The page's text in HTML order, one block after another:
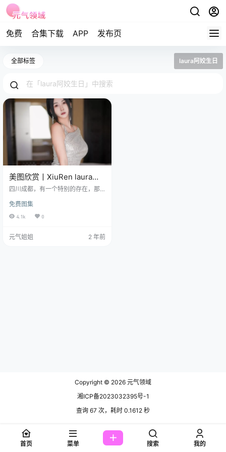
免费 合集下载 APP 发布页
全部标签 laura阿姣生日
美图欣赏丨XiuRen laura阿
姣 NO.7244[61+1P／
四川成都，有一个特别的存在，那
0 年 2 月 15 日的美丽姑娘，以其出
众的模特身材和优美的肢体线条，
ura 阿姣呀，自从担任 XiuRen 秀人
免费图集
4.1k 0
元气姐姐 2 年前
Copyright © 2026 元气领域
湘ICP备2023032395号-1
查询 67 次，耗时 0.1612 秒
首页 菜单 搜索 我的